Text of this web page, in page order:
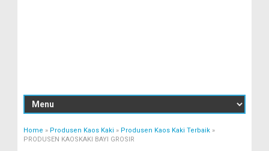
Home » Produsen Kaos Kaki » Produsen Kaos Kaki Terbaik »
PRODUSEN KAOSKAKI BAYI GROSIR